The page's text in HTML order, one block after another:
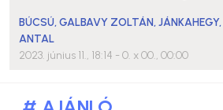
BÚCSÚ,GALBAVY ZOLTÁN,JÁNKAHEGY,
ANTAL
2023. június 11., 18:14 - 0. x 00., 00:00